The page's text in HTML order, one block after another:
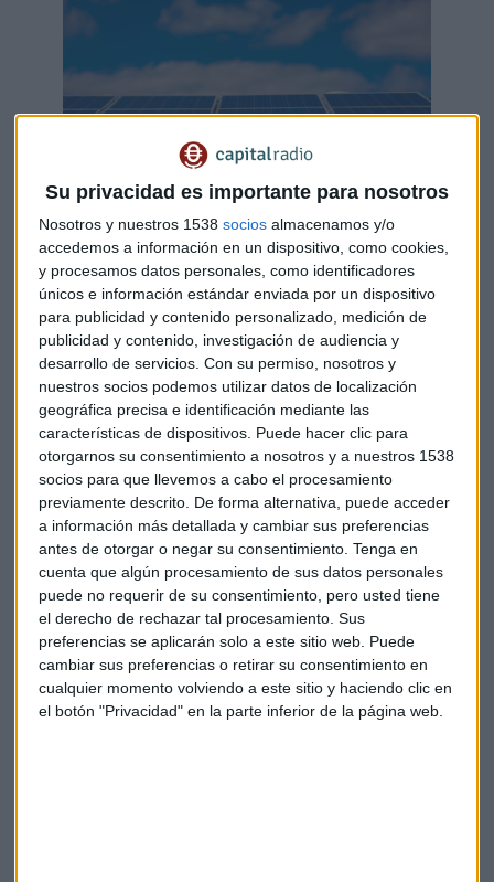
Su privacidad es importante para nosotros
Nosotros y nuestros 1538 socios almacenamos y/o
accedemos a información en un dispositivo, como cookies,
y procesamos datos personales, como identificadores
únicos e información estándar enviada por un dispositivo
para publicidad y contenido personalizado, medición de
publicidad y contenido, investigación de audiencia y
desarrollo de servicios. Con su permiso, nosotros y
nuestros socios podemos utilizar datos de localización
geográfica precisa e identificación mediante las
características de dispositivos. Puede hacer clic para
otorgarnos su consentimiento a nosotros y a nuestros 1538
socios para que llevemos a cabo el procesamiento
previamente descrito. De forma alternativa, puede acceder
a información más detallada y cambiar sus preferencias
antes de otorgar o negar su consentimiento. Tenga en
cuenta que algún procesamiento de sus datos personales
puede no requerir de su consentimiento, pero usted tiene
el derecho de rechazar tal procesamiento. Sus
preferencias se aplicarán solo a este sitio web. Puede
cambiar sus preferencias o retirar su consentimiento en
cualquier momento volviendo a este sitio y haciendo clic en
el botón "Privacidad" en la parte inferior de la página web.
Los beneficios caídos del cielo también son para
minoristas
El silicio, clave en los paneles
Jaime Ventura considera interesante aumentar la presencia
de renovables en el mix energético aunque solo sea para
reducir el déficit comercial de nuestro país.
Actualmente la solar fotovoltaica es la energía más
eficiente del mundo junto a la nuclear. Por eso llama la
atención que España esté a la cola de potencia instalada en
Europa.
Ventura explica que parte del potencial de España en este
campo tiene su origen en los pasos que se dieron a
principios de siglo. Como curiosidad, uno de los motivos que
explica el elevado precio de los paneles solares allá por 2007,
es que no se disponía de silicio suficiente para la demanda
que requerían las placas.